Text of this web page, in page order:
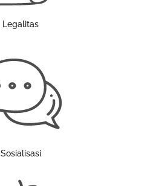
Legalitas
Sosialisasi